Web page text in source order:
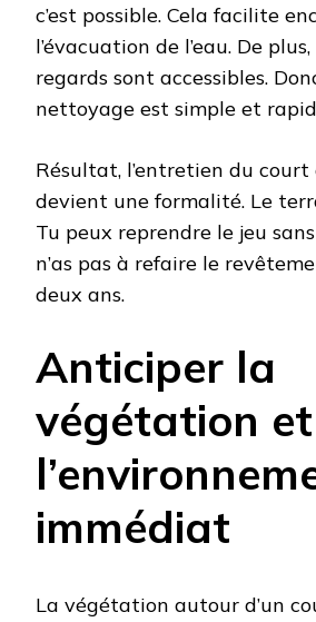
c’est possible. Cela facilite
l’évacuation de l’eau. De
regards sont accessibles.
nettoyage est simple et
Résultat, l’entretien du
devient une formalité. Le
Tu peux reprendre le jeu
n’as pas à refaire le
deux ans.
Anticiper la
végétation et
immédiat
La végétation autour d’un